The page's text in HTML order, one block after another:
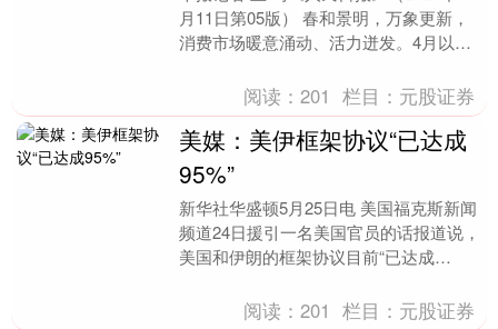
月11日第05版） 春和景明，万象更新，
消费市场暖意涌动、活力迸发。4月以
赏花、....阅读：201 栏目： 元股证券
美媒：美伊框架协议“已达成
95%”
新华社华盛顿5月25日电 美国福克斯新闻
频道24日援引一名美国官员的话报道说，
美国和伊朗的框架协议目前“已达成
峡问题上....阅读：201 栏目： 元股证券